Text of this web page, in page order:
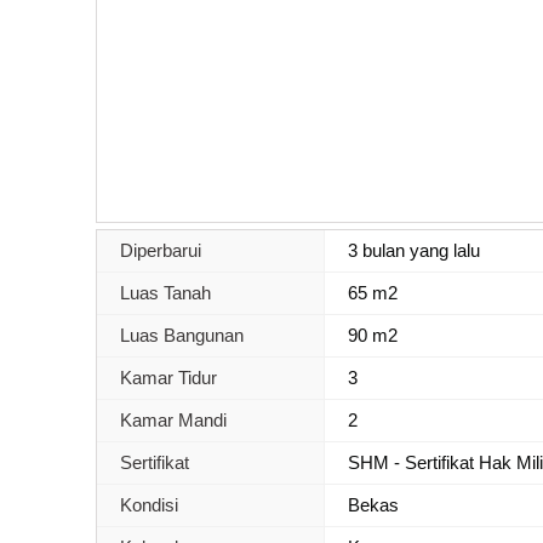
Diperbarui 3 bulan yang lalu
Luas Tanah 65 m2
Luas Bangunan 90 m2
Kamar Tidur 3
Kamar Mandi 2
Sertifikat SHM - Sertifikat Hak
Kondisi Bekas